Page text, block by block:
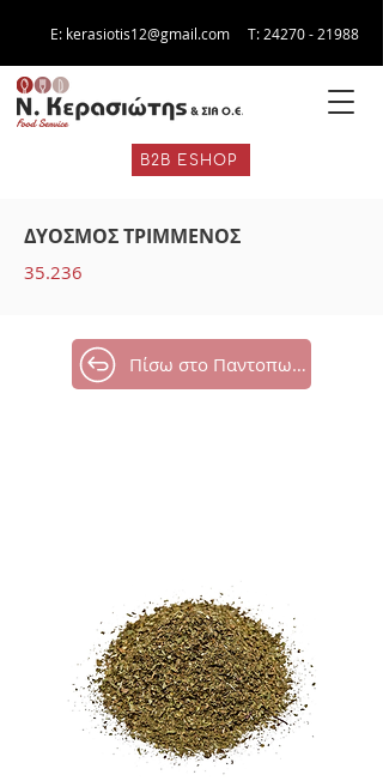
E: kerasiotis12@gmail.com Τ: 24270 - 21988
B2B ESHOP
ΔΥΟΣΜΟΣ ΤΡΙΜΜΕΝΟΣ
35.236
Πίσω στο Παντοπωλείο